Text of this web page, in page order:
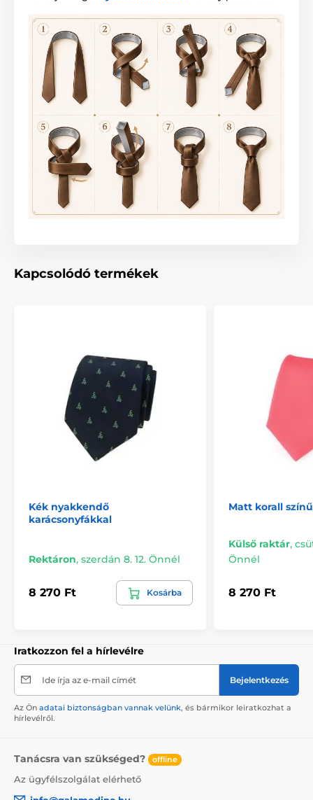
Kapcsolódó termékek
Kék nyakkendő
karácsonyfákkal
Rektáron, szerdán 8. 12. Önnél
8 270 Ft Kosárba
Matt korall
Külső raktár,
Önnél
8 270 Ft
Iratkozzon fel a hírlevélre
Ide írja az e-mail címét Bejelentkezés
Az Ön adatai biztonságban vannak velünk, és bármikor leiratkozhat a
hírlevélről.
Tanácsra van szükséged? offline
Az ügyfélszolgálat elérhető